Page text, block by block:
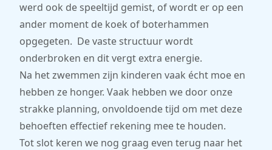
werd ook de speeltijd gemist, of wordt er op een
ander moment de koek of boterhammen
opgegeten. De vaste structuur wordt
onderbroken en dit vergt extra energie.
Na het zwemmen zijn kinderen vaak écht moe en
hebben ze honger. Vaak hebben we door onze
strakke planning, onvoldoende tijd om met deze
behoeften effectief rekening mee te houden.
Tot slot keren we nog graag even terug naar het